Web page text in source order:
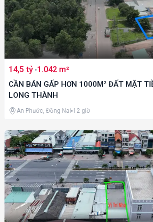
14,5 tỷ 1.042 m²
CẦN BÁN GẤP HƠN 1000M² ĐẤT MẶT
LONG THÀNH
An Phước, Đồng Nai 12 giờ